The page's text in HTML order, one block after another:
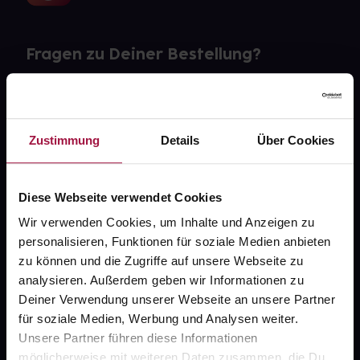
Zustimmung Details Über Cookies
Diese Webseite verwendet Cookies
Wir verwenden Cookies, um Inhalte und Anzeigen zu
personalisieren, Funktionen für soziale Medien anbieten
zu können und die Zugriffe auf unsere Webseite zu
analysieren. Außerdem geben wir Informationen zu
Deiner Verwendung unserer Webseite an unsere Partner
für soziale Medien, Werbung und Analysen weiter.
Unsere Partner führen diese Informationen
Fragen zu Deiner Bestellung?
Über uns
Karriere